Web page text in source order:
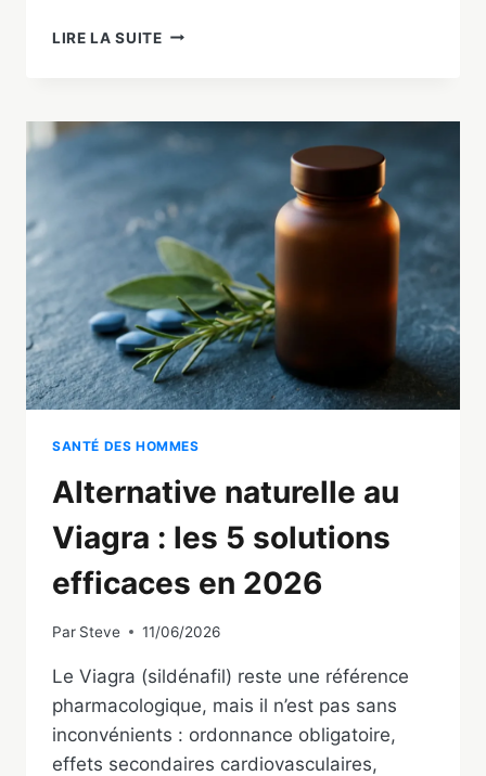
LIRE LA SUITECOMMENT
AU
MÉTHODES
NATURELLES
EFFICACES
SANTÉ DES HOMMES
Alternative naturelle au
Viagra : les 5 solutions
efficaces en 2026
Par Steve 11/06/2026
Le Viagra (sildénafil) reste une référence
pharmacologique, mais il n’est pas sans
inconvénients : ordonnance obligatoire,
effets secondaires cardiovasculaires,